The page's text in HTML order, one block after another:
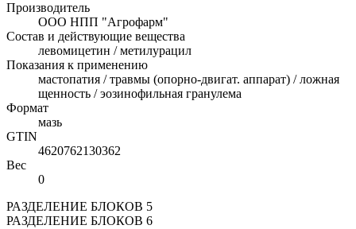
Производитель
ООО НПП "Агрофарм"
Состав и действующие вещества
левомицетин / метилурацил
Показания к применению
мастопатия / травмы (опорно-двигат. аппарат) / ложная
щенность / эозинофильная гранулема
Формат
мазь
GTIN
4620762130362
Вес
0
РАЗДЕЛЕНИЕ БЛОКОВ 5
РАЗДЕЛЕНИЕ БЛОКОВ 6